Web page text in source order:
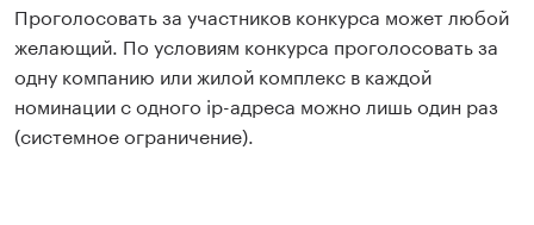
Проголосовать за участников конкурса может любой
желающий. По условиям конкурса проголосовать за
одну компанию или жилой комплекс в каждой
номинации с одного ip-адреса можно лишь один раз
(системное ограничение).